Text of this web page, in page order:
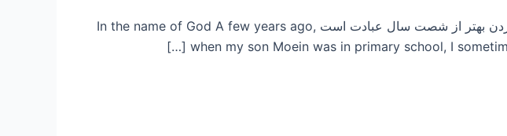
بسمه تعالی پیامبر ص فرمودند : تفكر ساعة خير من عبادة ستين سنة؛ یک ساعت فکرکردن بهتر از شصت سال عبادت است In the name of God A few years ago,
when my son Moein was in primary school, I